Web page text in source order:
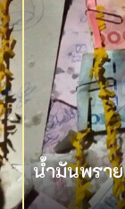
น้ำมันพรา